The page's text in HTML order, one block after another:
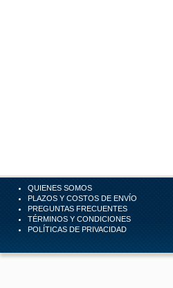
QUIENES SOMOS
PLAZOS Y COSTOS DE ENVÍO
PREGUNTAS FRECUENTES
TÉRMINOS Y CONDICIONES
POLÍTICAS DE PRIVACIDAD